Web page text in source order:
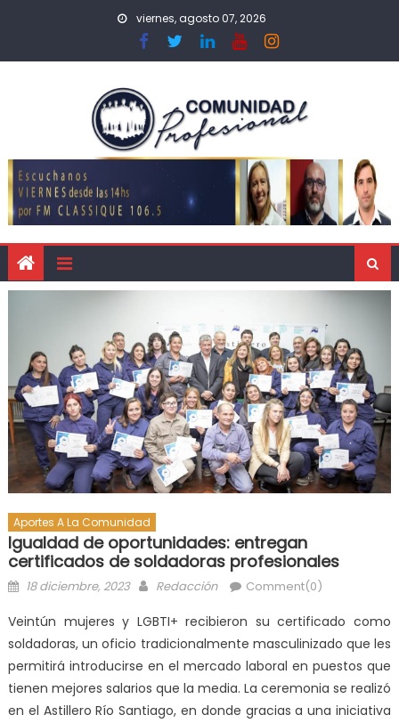
viernes, agosto 07, 2026
Aportes A La Comunidad
Igualdad de oportunidades: entregan
certificados de soldadoras profesionales
18 diciembre, 2023 Redacción Comment(0)
Veintún mujeres y LGBTI+ recibieron su certificado como
soldadoras, un oficio tradicionalmente masculinizado que les
permitirá introducirse en el mercado laboral en puestos que
tienen mejores salarios que la media. La ceremonia se realizó
en el Astillero Río Santiago, en donde gracias a una iniciativa